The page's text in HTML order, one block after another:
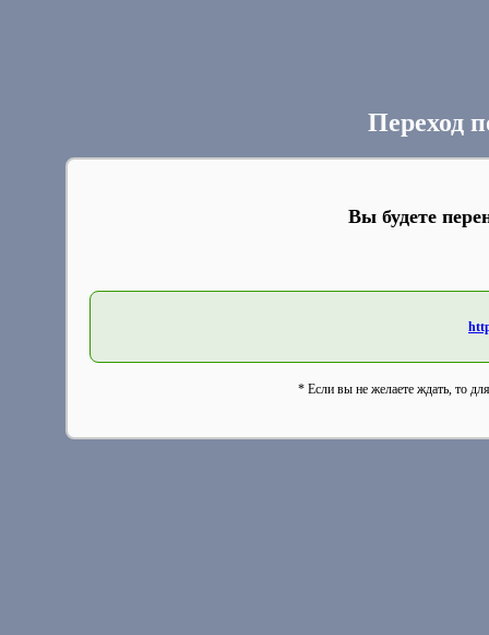
Переход
Вы будете
* Если вы не желаете ждать, то